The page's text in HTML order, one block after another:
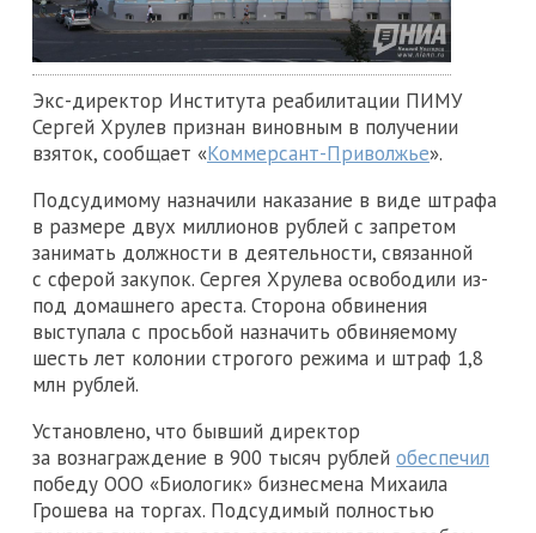
Экс-директор Института реабилитации ПИМУ
Сергей Хрулев признан виновным в получении
взяток, сообщает «Коммерсант-Приволжье».
Подсудимому назначили наказание в виде штрафа
в размере двух миллионов рублей с запретом
занимать должности в деятельности, связанной
с сферой закупок. Сергея Хрулева освободили из-
под домашнего ареста. Сторона обвинения
выступала с просьбой назначить обвиняемому
шесть лет колонии строгого режима и штраф 1,8
млн рублей.
Установлено, что бывший директор
за вознаграждение в 900 тысяч рублей обеспечил
победу ООО «Биологик» бизнесмена Михаила
Грошева на торгах. Подсудимый полностью